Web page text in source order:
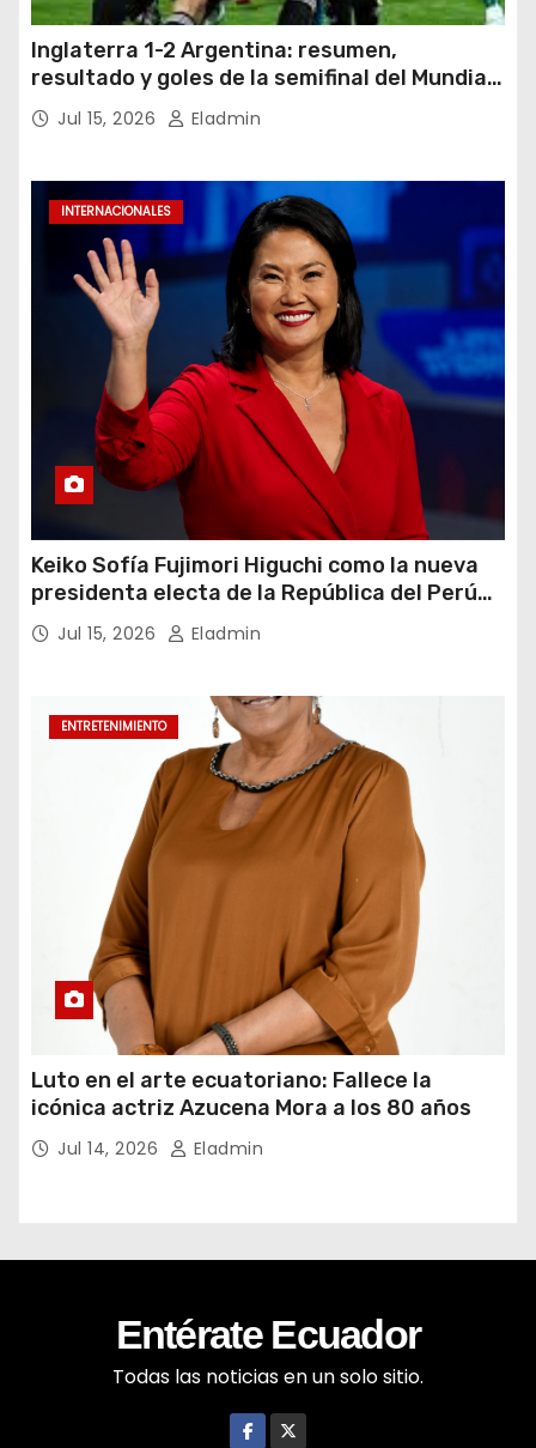
Inglaterra 1-2 Argentina: resumen,
resultado y goles de la semifinal del Mundial
2026Jul 15, 2026 Eladmin
INTERNACIONALES
Keiko Sofía Fujimori Higuchi como la nueva
presidenta electa de la República del Perú
para el periodo constitucional 2026-2031
Jul 15, 2026 Eladmin
ENTRETENIMIENTO
Luto en el arte ecuatoriano: Fallece la
icónica actriz Azucena Mora a los 80 años
Jul 14, 2026 Eladmin
Entérate Ecuador
Todas las noticias en un solo sitio.